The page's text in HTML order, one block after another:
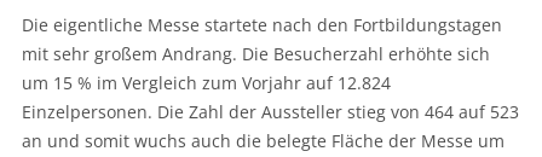
Die eigentliche Messe startete nach den Fortbildungstagen
mit sehr großem Andrang. Die Besucherzahl erhöhte sich
um 15 % im Vergleich zum Vorjahr auf 12.824
Einzelpersonen. Die Zahl der Aussteller stieg von 464 auf 523
an und somit wuchs auch die belegte Fläche der Messe um